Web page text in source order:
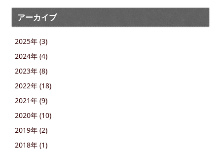
アーカイブ
2025年 (3)
2024年 (4)
2023年 (8)
2022年 (18)
2021年 (9)
2020年 (10)
2019年 (2)
2018年 (1)